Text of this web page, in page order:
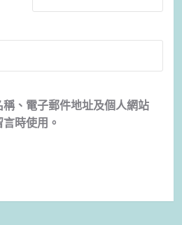
、電子郵件地址及個人網站
時使用。